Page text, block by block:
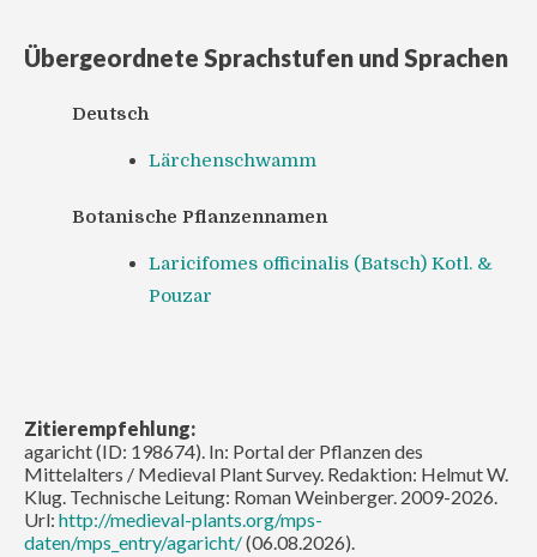
Übergeordnete Sprachstufen und Sprachen
Deutsch
Lärchenschwamm
Botanische Pflanzennamen
Laricifomes officinalis (Batsch) Kotl. &
Pouzar
Zitierempfehlung:
agaricht (ID: 198674). In: Portal der Pflanzen des
Mittelalters / Medieval Plant Survey. Redaktion: Helmut W.
Klug. Technische Leitung: Roman Weinberger. 2009-2026.
Url: http://medieval-plants.org/mps-
daten/mps_entry/agaricht/(06.08.2026).